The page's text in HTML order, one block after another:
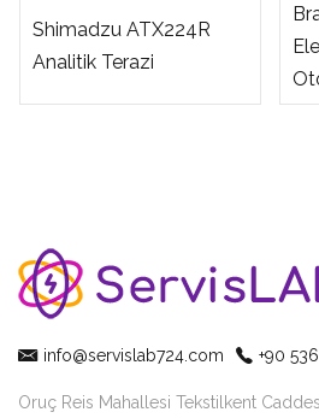
Shimadzu ATX224R
Analitik Terazi
info@servislab724.com +90
Oruç Reis Mahallesi Tekstilkent